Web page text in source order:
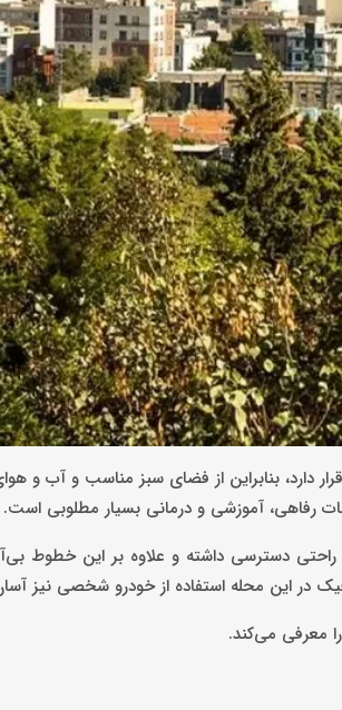
دارد، بنابراین از فضای سبز مناسب و آب و
رفاهی، آموزشی و درمانی بسیار مطلوبی است.
راحتی دسترسی داشته و علاوه بر این خطوط
در این محله استفاده از خودرو شخصی نیز